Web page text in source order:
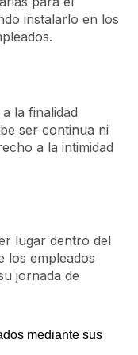
instalarlo en los
la finalidad
ser continua ni
a la intimidad
lugar dentro del
los empleados
jornada de
mediante sus